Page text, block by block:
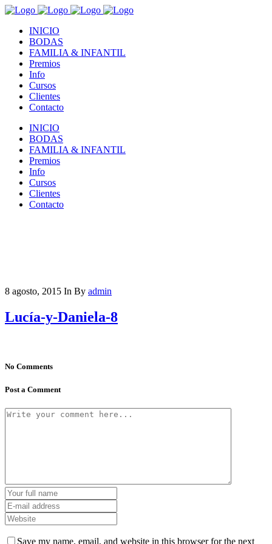
INICIO
BODAS
FAMILIA & INFANTIL
Premios
Info
Cursos
Clientes
Contacto
INICIO
BODAS
FAMILIA & INFANTIL
Premios
Info
Cursos
Clientes
Contacto
8 agosto, 2015 In By admin
Lucía-y-Daniela-8
No Comments
Post a Comment
Save my name, email, and website in this browser for the next